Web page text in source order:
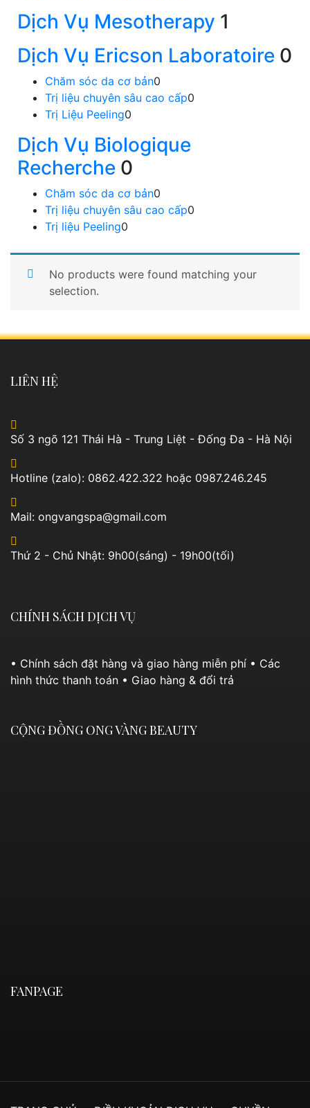
Dịch Vụ Mesotherapy 1
Dịch Vụ Ericson Laboratoire 0
Chăm sóc da cơ bản0
Trị liệu chuyên sâu cao cấp0
Trị Liệu Peeling0
Dịch Vụ Biologique
Recherche 0
Chăm sóc da cơ bản0
Trị liệu chuyên sâu cao cấp0
Trị liệu Peeling0
No products were found matching your
selection.
LIÊN HỆ
Số 3 ngõ 121 Thái Hà - Trung Liệt - Đống Đa - Hà Nội
Hotline (zalo): 0862.422.322 hoặc 0987.246.245
Mail: ongvangspa@gmail.com
Thứ 2 - Chủ Nhật: 9h00(sáng) - 19h00(tối)
CHÍNH SÁCH DỊCH VỤ
• Chính sách đặt hàng và giao hàng miễn phí • Các
hình thức thanh toán • Giao hàng & đổi trả
CỘNG ĐỒNG ONG VÀNG BEAUTY
FANPAGE